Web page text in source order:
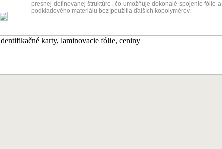
presnej definovanej štruktúre, čo umožňuje dokonalé spojenie fólie a
podkladového materiálu bez použitia ďalších kopolymérov.